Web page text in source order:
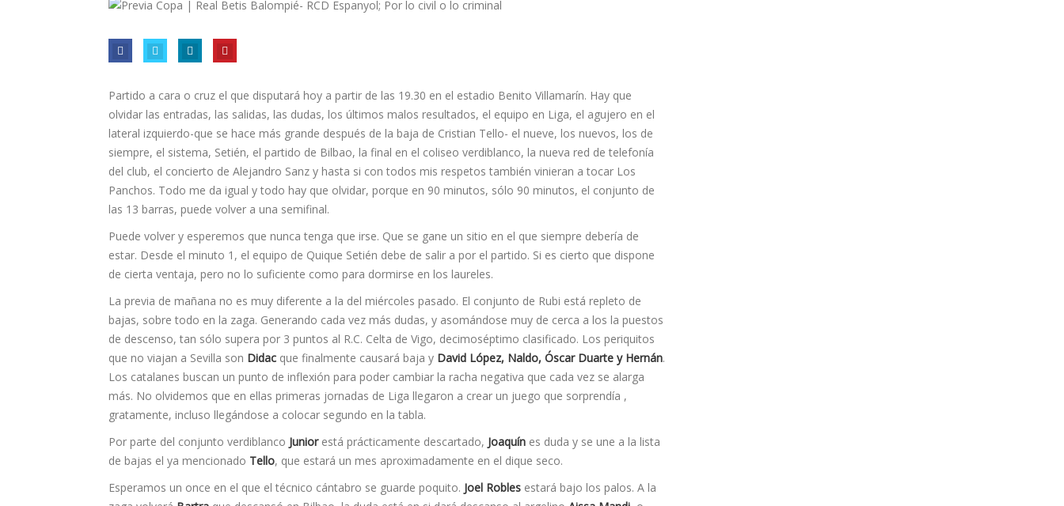
Partido a cara o cruz el que disputará hoy a partir de las 19.30 en el estadio Benito Villamarí­n. Hay que
olvidar las entradas, las salidas, las dudas, los últimos malos resultados, el equipo en Liga, el agujero en el
lateral izquierdo-que se hace más grande después de la baja de Cristian Tello- el nueve, los nuevos, los de
siempre, el sistema, Setién, el partido de Bilbao, la final en el coliseo verdiblanco, la nueva red de telefoní­a
del club, el concierto de Alejandro Sanz y hasta si con todos mis respetos también vinieran a tocar Los
Panchos. Todo me da igual y todo hay que olvidar, porque en 90 minutos, sólo 90 minutos, el conjunto de
las 13 barras, puede volver a una semifinal.
Puede volver y esperemos que nunca tenga que irse. Que se gane un sitio en el que siempre deberí­a de
estar. Desde el minuto 1, el equipo de Quique Setién debe de salir a por el partido. Si es cierto que dispone
de cierta ventaja, pero no lo suficiente como para dormirse en los laureles.
La previa de mañana no es muy diferente a la del miércoles pasado. El conjunto de Rubi­ está repleto de
bajas, sobre todo en la zaga. Generando cada vez más dudas, y asomándose muy de cerca a los la puestos
de descenso, tan sólo supera por 3 puntos al R.C. Celta de Vigo, decimoséptimo clasificado. Los periquitos
que no viajan a Sevilla son Didac que finalmente causará baja y David López, Naldo, Óscar Duarte y Hernán.
Los catalanes buscan un punto de inflexión para poder cambiar la racha negativa que cada vez se alarga
más. No olvidemos que en ellas primeras jornadas de Liga llegaron a crear un juego que sorprendía ,
gratamente, incluso llegándose a colocar segundo en la tabla.
Por parte del conjunto verdiblanco Juniorestá prácticamente descartado, Joaquín es duda y se une a la lista
de bajas el ya mencionado Tello, que estará un mes aproximadamente en el dique seco.
Esperamos un once en el que el técnico cántabro se guarde poquito. Joel Robles estará bajo los palos. A la